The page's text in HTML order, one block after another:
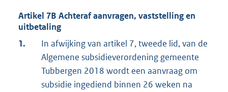
Artikel 7B Achteraf aanvragen, vaststelling en
uitbetaling
1.
In afwijking van artikel 7, tweede lid, van de
Algemene subsidieverordening gemeente
Tubbergen 2018 wordt een aanvraag om
subsidie ingediend binnen 26 weken na